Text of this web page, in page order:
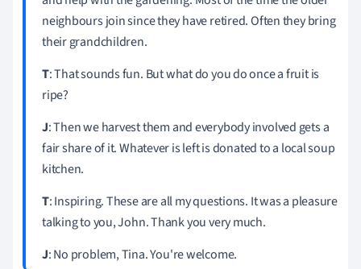
neighbours join since they have retired. Often they bring
their grandchildren.
T: That sounds fun. But what do you do once a fruit is
ripe?
J: Then we harvest them and everybody involved gets a
fair share of it. Whatever is left is donated to a local soup
kitchen.
T: Inspiring. These are all my questions. It was a pleasure
talking to you, John. Thank you very much.
J: No problem, Tina. You're welcome.